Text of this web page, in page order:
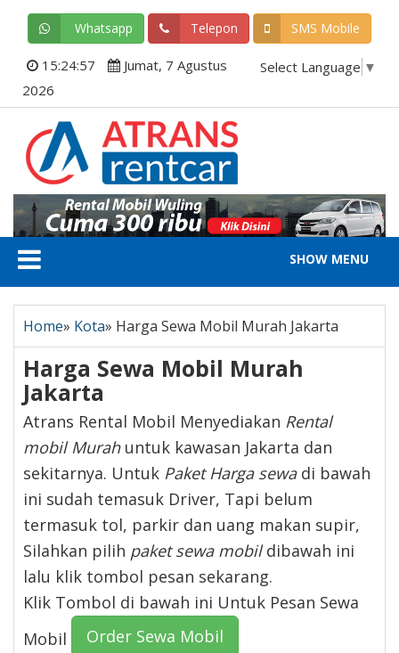
Whatsapp Telepon SMS Mobile
Select Language ▼
15:24:57
Jumat, 7 Agustus
2026
SHOW MENU
Home» Kota» Harga Sewa Mobil Murah Jakarta
Harga Sewa Mobil Murah
Jakarta
Atrans Rental Mobil Menyediakan Rental
mobil Murahuntuk kawasan Jakarta dan
sekitarnya. Untuk Paket Harga sewadi bawah
ini sudah temasuk Driver, Tapi belum
termasuk tol, parkir dan uang makan supir,
Silahkan pilih paket sewa mobildibawah ini
lalu klik tombol pesan sekarang.
Klik Tombol di bawah ini Untuk Pesan Sewa
Mobil
Order Sewa Mobil